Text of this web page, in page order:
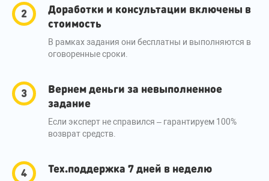
Доработки и консультации включены в
стоимость
В рамках задания они бесплатны и выполняются в
оговоренные сроки.
Вернем деньги за невыполненное
задание
Если эксперт не справился – гарантируем 100%
возврат средств.
Тех.поддержка 7 дней в неделю